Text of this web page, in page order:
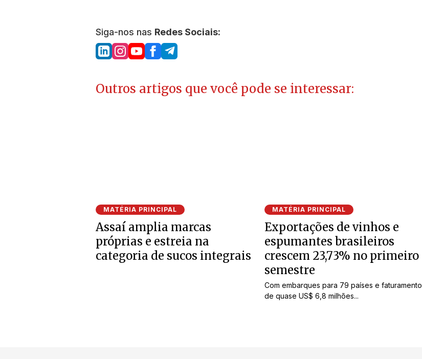
Siga-nos nas Redes Sociais:
Outros artigos que você pode se interessar:
MATÉRIA PRINCIPAL
Assaí amplia marcas
próprias e estreia na
categoria de sucos integrais
MATÉRIA PRINCIPAL
Exportações de vinhos e
espumantes brasileiros
crescem 23,73% no primeiro
semestre
Com embarques para 79 países e faturamento
de quase US$ 6,8 milhões...